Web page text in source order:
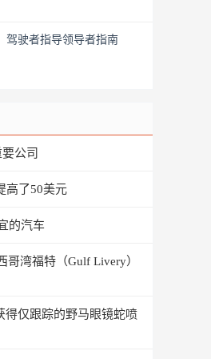
驾驶者指导领导者指南
公司
高了50美元
的汽车
哥湾福特（Gulf Livery）
得仅跟踪的野马眼镜蛇喷